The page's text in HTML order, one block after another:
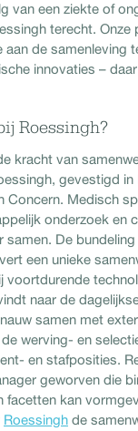
van een ziekte of
terecht. Onze
aan de samenleving
innovaties –
Roessingh?
kracht van
gevestigd
Concern. Medisch
onderzoek en
samen. De
een unieke
voortdurende
naar de
samen met
werving- en
en stafposities.
geworven die
facetten kan
Roessingh de